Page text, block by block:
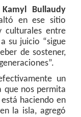
Bullaudy
en ese sitio
culturales entre
su juicio “sigue
de sostener,
un
que nos permita
haciendo en
en la isla, agregó